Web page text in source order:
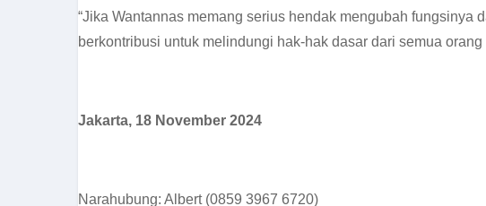
“Jika Wantannas memang serius hendak mengubah
berkontribusi untuk melindungi hak-hak dasar dari semua
Jakarta, 18 November 2024
Narahubung: Albert (0859 3967 6720)